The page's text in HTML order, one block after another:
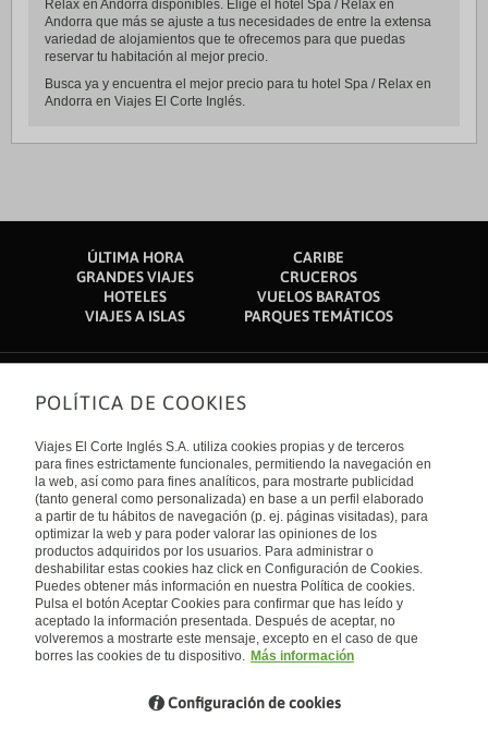
Relax en Andorra disponibles. Elige el hotel Spa / Relax en
Andorra que más se ajuste a tus necesidades de entre la extensa
variedad de alojamientos que te ofrecemos para que puedas
reservar tu habitación al mejor precio.
Busca ya y encuentra el mejor precio para tu hotel Spa / Relax en
Andorra en Viajes El Corte Inglés.
ÚLTIMA HORA
CARIBE
GRANDES VIAJES
CRUCEROS
HOTELES
VUELOS BARATOS
VIAJES A ISLAS
PARQUES TEMÁTICOS
Sobre nosotros
Quiénes somos
Financiación
Sostenibilidad
Turismo accesible
Tarjeta El Corte Inglés
Trabaja con nosotros
El Corte Inglés
Canal Ético
Enlaces de interés
Guías de viaje
Catálogos
Auto check-in
Condiciones Generales
Política de privacidad
Política de cookies
Accesibilidad
Empresas/ Grupos
Internacional
España
Visita nuestro blog
Blog de Viajes el Corte inglés
POLÍTICA DE COOKIES
Viajes El Corte Inglés S.A. utiliza cookies propias y de terceros
para fines estrictamente funcionales, permitiendo la navegación en
la web, así como para fines analíticos, para mostrarte publicidad
(tanto general como personalizada) en base a un perfil elaborado
a partir de tu hábitos de navegación (p. ej. páginas visitadas), para
optimizar la web y para poder valorar las opiniones de los
productos adquiridos por los usuarios. Para administrar o
deshabilitar estas cookies haz click en Configuración de Cookies.
Puedes obtener más información en nuestra Política de cookies.
Pulsa el botón Aceptar Cookies para confirmar que has leído y
aceptado la información presentada. Después de aceptar, no
volveremos a mostrarte este mensaje, excepto en el caso de que
borres las cookies de tu dispositivo. Más información
Configuración de cookies